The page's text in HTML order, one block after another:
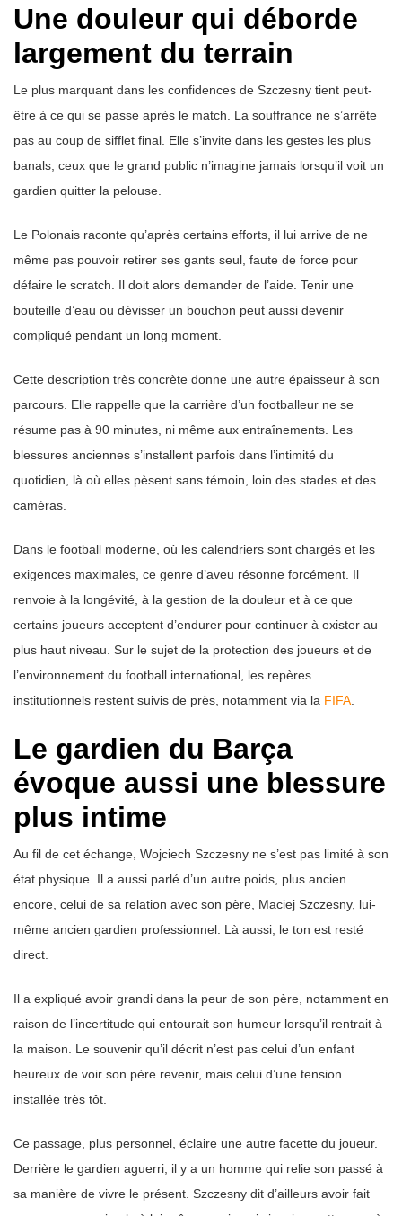
Une douleur qui déborde
largement du terrain
Le plus marquant dans les confidences de Szczesny tient peut-
être à ce qui se passe après le match. La souffrance ne s’arrête
pas au coup de sifflet final. Elle s’invite dans les gestes les plus
banals, ceux que le grand public n’imagine jamais lorsqu’il voit un
gardien quitter la pelouse.
Le Polonais raconte qu’après certains efforts, il lui arrive de ne
même pas pouvoir retirer ses gants seul, faute de force pour
défaire le scratch. Il doit alors demander de l’aide. Tenir une
bouteille d’eau ou dévisser un bouchon peut aussi devenir
compliqué pendant un long moment.
Cette description très concrète donne une autre épaisseur à son
parcours. Elle rappelle que la carrière d’un footballeur ne se
résume pas à 90 minutes, ni même aux entraînements. Les
blessures anciennes s’installent parfois dans l’intimité du
quotidien, là où elles pèsent sans témoin, loin des stades et des
caméras.
Dans le football moderne, où les calendriers sont chargés et les
exigences maximales, ce genre d’aveu résonne forcément. Il
renvoie à la longévité, à la gestion de la douleur et à ce que
certains joueurs acceptent d’endurer pour continuer à exister au
plus haut niveau. Sur le sujet de la protection des joueurs et de
l’environnement du football international, les repères
institutionnels restent suivis de près, notamment via la FIFA
Le gardien du Barça
évoque aussi une blessure
plus intime
Au fil de cet échange, Wojciech Szczesny ne s’est pas limité à son
état physique. Il a aussi parlé d’un autre poids, plus ancien
encore, celui de sa relation avec son père, Maciej Szczesny, lui-
même ancien gardien professionnel. Là aussi, le ton est resté
direct.
Il a expliqué avoir grandi dans la peur de son père, notamment en
raison de l’incertitude qui entourait son humeur lorsqu’il rentrait à
la maison. Le souvenir qu’il décrit n’est pas celui d’un enfant
heureux de voir son père revenir, mais celui d’une tension
installée très tôt.
Ce passage, plus personnel, éclaire une autre facette du joueur.
Derrière le gardien aguerri, il y a un homme qui relie son passé à
sa manière de vivre le présent. Szczesny dit d’ailleurs avoir fait